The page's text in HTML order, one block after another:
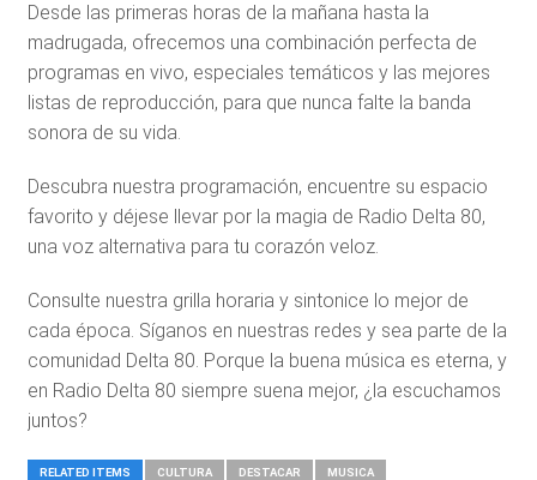
Desde las primeras horas de la mañana hasta la
madrugada, ofrecemos una combinación perfecta de
programas en vivo, especiales temáticos y las mejores
listas de reproducción, para que nunca falte la banda
sonora de su vida.
Descubra nuestra programación, encuentre su espacio
favorito y déjese llevar por la magia de Radio Delta 80,
una voz alternativa para tu corazón veloz.
Consulte nuestra grilla horaria y sintonice lo mejor de
cada época. Síganos en nuestras redes y sea parte de la
comunidad Delta 80. Porque la buena música es eterna, y
en Radio Delta 80 siempre suena mejor, ¿la escuchamos
juntos?
RELATED ITEMS CULTURA DESTACAR MUSICA